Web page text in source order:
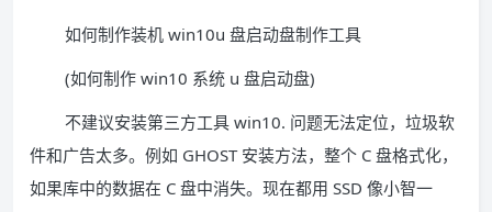
如何制作装机 win10u 盘启动盘制作工具
(如何制作 win10 系统 u 盘启动盘)
不建议安装第三方工具 win10. 问题无法定位，垃圾软
件和广告太多。例如 GHOST 安装方法，整个 C 盘格式化，
如果库中的数据在 C 盘中消失。现在都用 SSD 像小智一